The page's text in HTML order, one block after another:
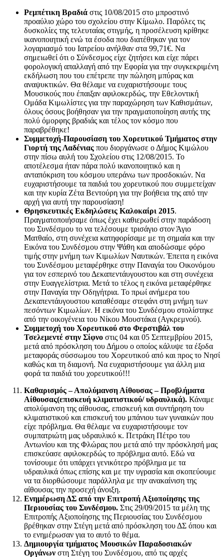
Ρεμπέτικη Βραδιά στις 10/08/2015 στο μπροστινό
προαύλιο χώρο του σχολείου στην Κίμωλο. Παρόλες τις
δυσκολίες της τελευταίας στιγμής, η προσέλευση κρίθηκε
ικανοποιητική ενώ τα έσοδα που διατέθηκαν για τον
λογαριασμό του Ιατρείου ανήλθαν στα 99,71€. Να
σημειωθεί ότι ο Σύνδεσμος είχε ζητήσει και είχε πάρει
φορολογική απαλλαγή από την Εφορία για την συγκεκριμένη
εκδήλωση που του επέτρεπε την πώληση μπύρας και
αναψυκτικών. Θα θέλαμε να ευχαριστήσουμε τους
Μουσικούς που έπαιξαν αφιλοκερδώς, την Εθελοντική
Ομάδα Κιμωλίστες για την παραχώρηση των Καθισμάτων,
όλους όσους βοήθησαν για την πραγματοποίηση αυτής της
πολύ όμορφης βραδιάς και τέλος τον κόσμο που
παραβρέθηκε!
Συμμετοχή-Παρουσίαση του Χορευτικού Τμήματος στην
Γιορτή της Λαδένιας που διοργάνωσε ο Δήμος Κιμώλου
στην πίσω αυλή του Σχολείου στις 12/08/2015. Το
αποτέλεσμα ήταν πάρα πολύ ικανοποιητικό και η
ανταπόκριση του κόσμου υπεράνω των προσδοκιών. Να
ευχαριστήσουμε τα παιδιά του χορευτικού που συμμετείχαν
και την κυρία Ζέτα Βεντούρη για την βοήθεια της από την
αρχή για αυτή την παρουσίαση!
Θρησκευτικές Εκδηλώσεις Καλοκαίρι 2015.
Πραγματοποιήσαμε όπως έχει καθιερωθεί στην παράδοση
του Συνδέσμου το να τελέσουμε τρισάγιο στον Άγιο
Ματθαίο, στη συνέχεια κατηφορίσαμε με τη σημαία και την
Εικόνα του Συνδέσμου στην Ψάθη και αποδώσαμε φόρο
τιμής στην μνήμη των Κιμωλίων Ναυτικών. Έπειτα η εικόνα
του Συνδέσμου μεταφέρθηκε στην Παναγία του Οικονόμου
για τον εσπερινό του Δεκαπεντάυγουστου και στη συνέχεια
στην Ευαγγελίστρια. Μετά το τέλος η εικόνα μεταφέρθηκε
στην Παναγία την Οδηγήτρια. Το πρωί ανήμερα του
Δεκαπεντάυγουστου καταθέσαμε στεφάνι στη μνήμη των
πεσόντων Κιμωλίων. Η εικόνα του Συνδέσμου στολίστηκε
από την οικογένεια του Νίκου Μουστάκα (Αγκρεμνού).
Συμμετοχή του Χορευτικού στο Φερστιβάλ του
Τσελεμεντέ στην Σίφνο στις 04 και 05 Σεπτεμβρίου 2015,
μετά από πρόσκληση του Δήμου ο οποίος κάλυψε τα έξοδα
μεταφοράς σύσσωμου του Χορευτικού από και προς το Νησί
καθώς και τη διαμονή. Να ευχαριστήσουμε για άλλη μια
φορά τα παιδιά του χορευτικού!!!
Καθαρισμός – Απολύμανση Αίθουσας – Προβλήματα
Αίθουσας(επισκευή κλιματιστικού/ υδραυλικά). Κάναμε
απολύμανση της αίθουσας, επισκευή και συντήρηση του
κλιματιστικού και επισκευή του μπάνιου των γυναικών που
είχε πρόβλημα. Θα θέλαμε να ευχαριστήσουμε τον
συμπατριώτη μας υδραυλικό κ. Πετράκη Πέτρο του
Αντωνίου και της Φλώρας που μετά από την πρόσκλησή μας
επισκεύασε αφιλοκερδώς το πρόβλημα αυτό. Εδώ να
τονίσουμε ότι υπάρχει γενικότερο πρόβλημα με τα
υδραυλικά όπως επίσης και με την υγρασία και σκοπεύουμε
να τα διορθώσουμε παράλληλα με την ανακαίνιση της
αίθουσας την προσεχή άνοιξη.
Ενημέρωση ΔΣ από την Επιτροπή Αξιοποίησης της
Περιουσίας του Συνδέσμου. Στις 29/09/2015 τα μέλη της
Επιτροπής Αξιοποίησης της Περιουσίας του Συνδέσμου
βρέθηκαν στην Στέγη μετά από πρόσκληση του ΔΣ όπου και
το ενημέρωσαν για το αυτό το θέμα.
Δημιουργία τμήματος Μουσικών Παραδοσιακών
Οργάνων στη Στέγη του Συνδέσμου, από τις αρχές